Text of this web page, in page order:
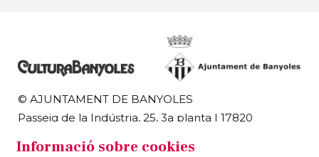
© AJUNTAMENT DE BANYOLES
Passeig de la Indústria, 25, 3a planta | 17820
Informació sobre cookies